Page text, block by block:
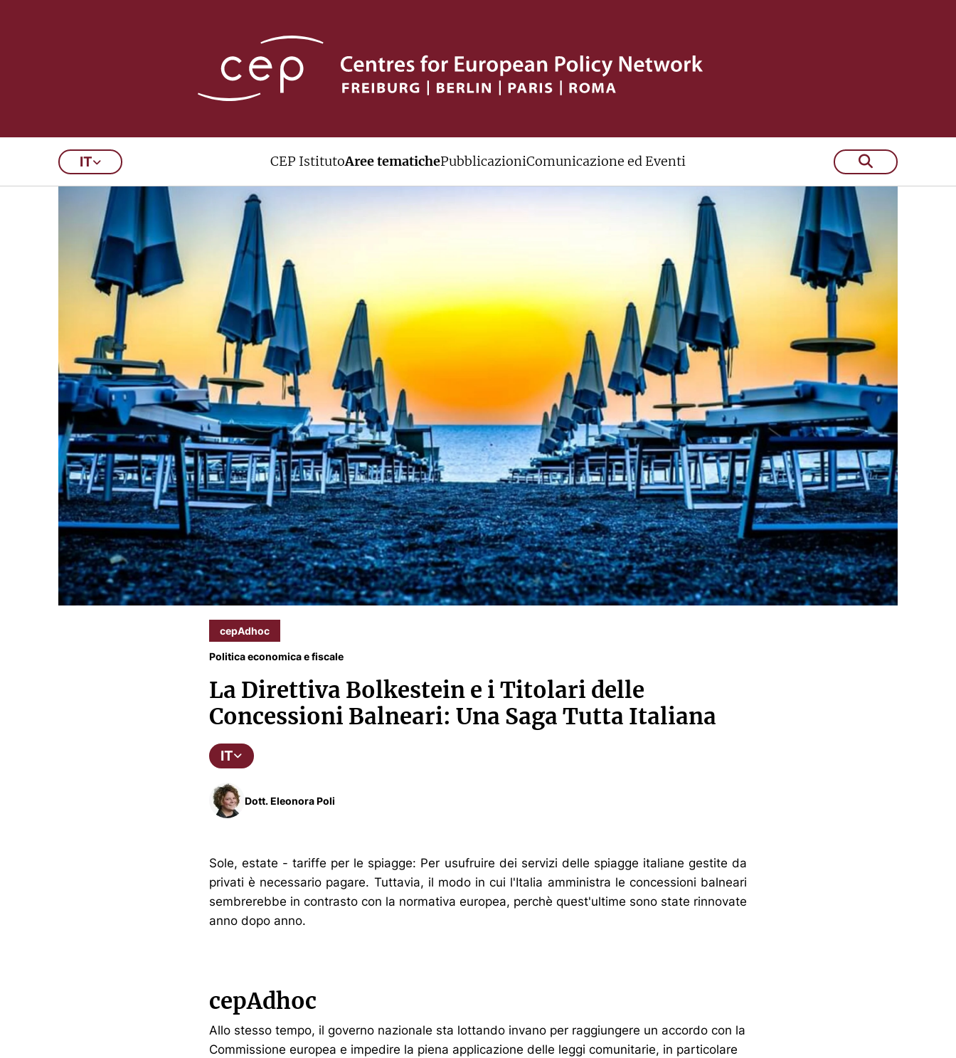
IT CEP IstitutoAree tematichePubblicazioniComunicazione ed Eventi
cepAdhoc
Politica economica e fiscale
La Direttiva Bolkestein e i Titolari delle
Concessioni Balneari: Una Saga Tutta Italiana
IT
Dott. Eleonora Poli
Sole, estate - tariffe per le spiagge: Per usufruire dei servizi delle spiagge italiane gestite da
privati è necessario pagare. Tuttavia, il modo in cui l'Italia amministra le concessioni balneari
sembrerebbe in contrasto con la normativa europea, perchè quest'ultime sono state rinnovate
anno dopo anno.
cepAdhoc
Allo stesso tempo, il governo nazionale sta lottando invano per raggiungere un accordo con la
Commissione europea e impedire la piena applicazione delle leggi comunitarie, in particolare